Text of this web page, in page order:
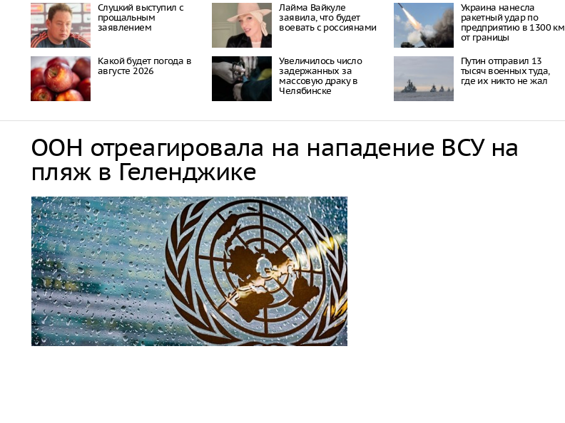
Слуцкий выступил с
прощальным
заявлением
Лайма Вайкуле
заявила, что будет
воевать с россиянами
Украина нанесла
ракетный удар по
предприятию в 1300 км
от границы
Какой будет погода в
августе 2026
Увеличилось число
задержанных за
массовую драку в
Челябинске
Путин отправил 13
тысяч военных туда,
где их никто не жал
ООН отреагировала на нападение ВСУ на
пляж в Геленджике